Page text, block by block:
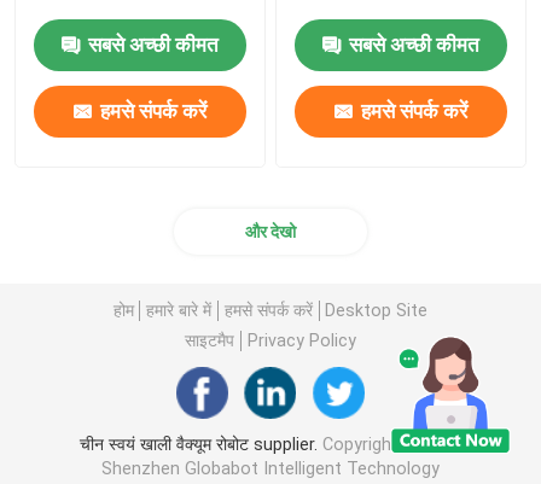
सबसे अच्छी कीमत
हमसे संपर्क करें
सबसे अच्छी कीमत
हमसे संपर्क करें
और देखो
होम हमारे बारे में हमसे संपर्क करें
Desktop Site
साइटमैप
Privacy Policy
चीन स्वयं खाली वैक्यूम रोबोट supplier. Copyright © 2026
Shenzhen Globabot Intelligent Technology